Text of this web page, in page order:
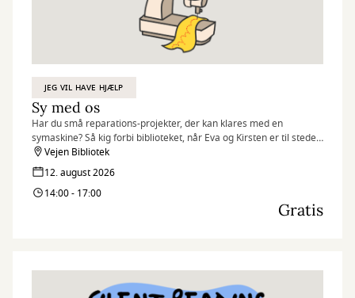
JEG VIL HAVE HJÆLP
Sy med os
Har du små reparations-projekter, der kan klares med en
symaskine? Så kig forbi biblioteket, når Eva og Kirsten er til stede.
De står klar til at hjælpe – og de styrer begge symaskinen med
kyndig hånd.
Du medbringer selv det, der skal repareres, og så klarer de
Vejen Bibliotek
12. august 2026
14:00 - 17:00
Gratis